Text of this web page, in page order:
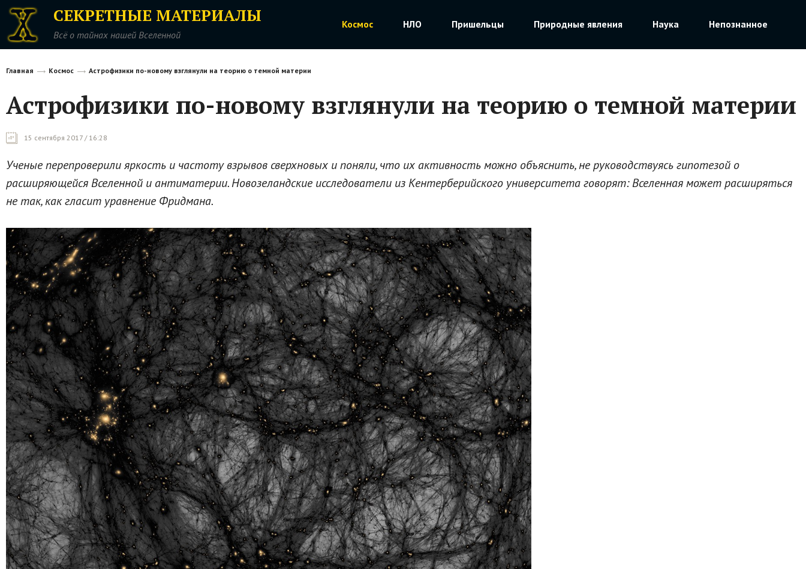
СЕКРЕТНЫЕ МАТЕРИАЛЫ
Всё о тайнах нашей Вселенной
Космос НЛО Пришельцы Природные явления Наука Непознанное
Главная Космос Астрофизики по-новому взглянули на теорию о темной материи
Астрофизики по-новому взглянули на теорию о темной материи
15 сентября 2017 / 16:28
Ученые перепроверили яркость и частоту взрывов сверхновых и поняли, что их активность можно объяснить, не руководствуясь гипотезой о
расширяющейся Вселенной и антиматерии. Новозеландские исследователи из Кентерберийского университета говорят: Вселенная может расширяться
не так, как гласит уравнение Фридмана.